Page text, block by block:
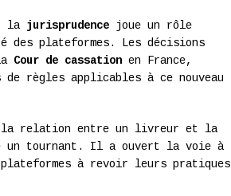
la jurisprudence joue un rôle
des plateformes. Les décisions
Cour de cassation en France,
règles applicables à ce nouveau
la relation entre un livreur et la
un tournant. Il a ouvert la voie à
à revoir leurs pratiques